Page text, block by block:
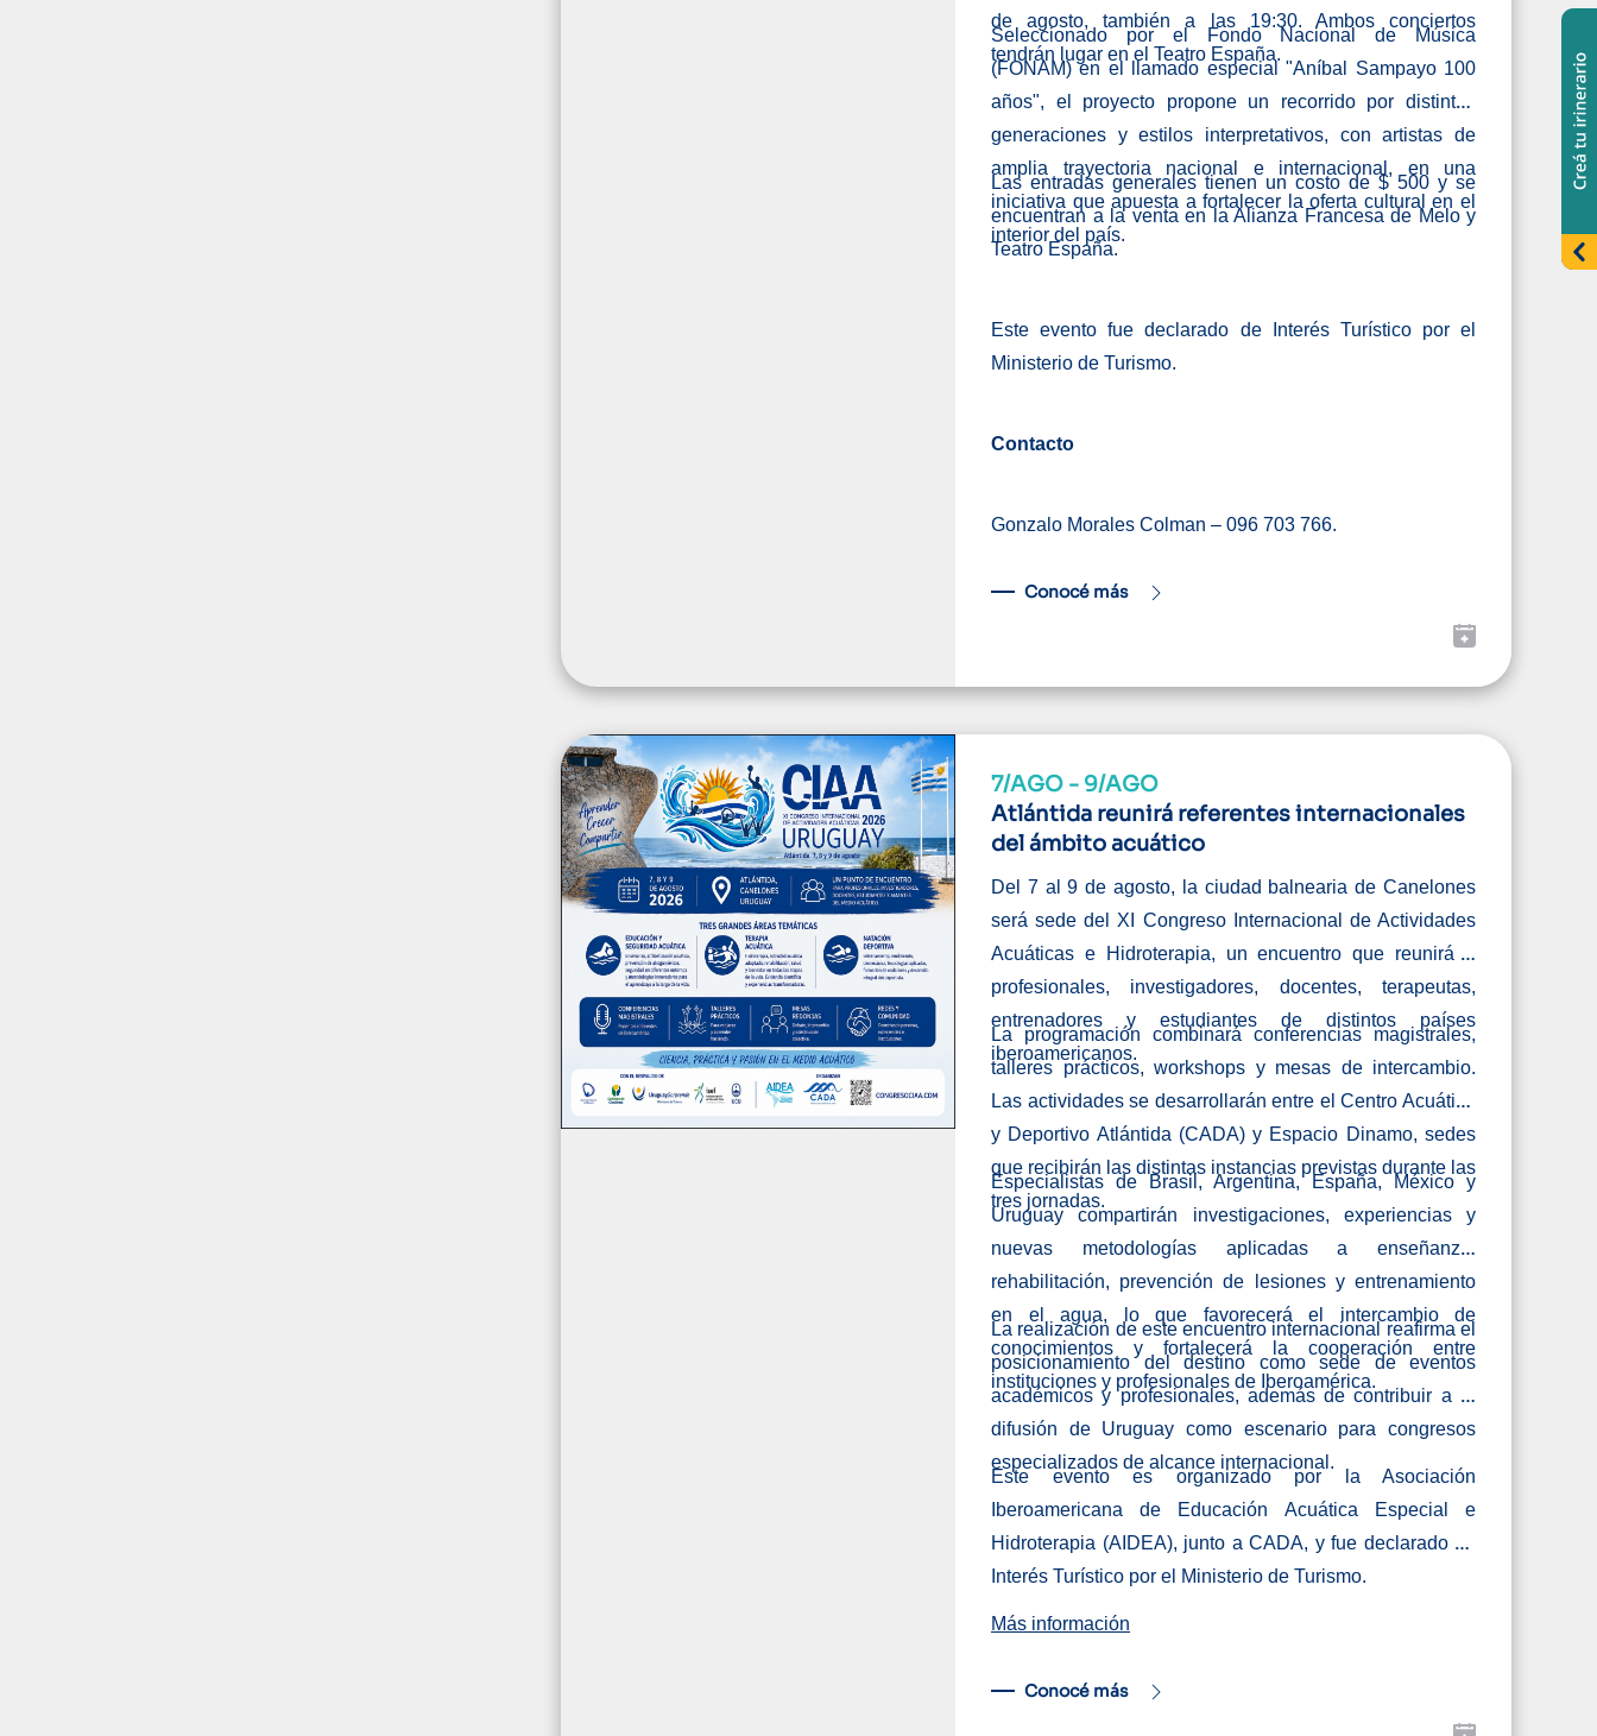
de agosto, también a las 19:30. Ambos conciertos
tendrán lugar en el Teatro España.
Seleccionado por el Fondo Nacional de Música
(FONAM) en el llamado especial "Aníbal Sampayo 100
años", el proyecto propone un recorrido por distintas
generaciones y estilos interpretativos, con artistas de
amplia trayectoria nacional e internacional, en una
iniciativa que apuesta a fortalecer la oferta cultural en el
interior del país.
Las entradas generales tienen un costo de $ 500 y se
encuentran a la venta en la Alianza Francesa de Melo y
Teatro España.
Este evento fue declarado de Interés Turístico por el
Ministerio de Turismo.
Contacto
Gonzalo Morales Colman – 096 703 766.
Conocé más
7/AGO - 9/AGO
Atlántida reunirá referentes internacionales
del ámbito acuático
Del 7 al 9 de agosto, la ciudad balnearia de Canelones
será sede del XI Congreso Internacional de Actividades
Acuáticas e Hidroterapia, un encuentro que reunirá a
profesionales, investigadores, docentes, terapeutas,
entrenadores y estudiantes de distintos países
iberoamericanos.
La programación combinará conferencias magistrales,
talleres prácticos, workshops y mesas de intercambio.
Las actividades se desarrollarán entre el Centro Acuático
y Deportivo Atlántida (CADA) y Espacio Dinamo, sedes
que recibirán las distintas instancias previstas durante las
tres jornadas.
Especialistas de Brasil, Argentina, España, México y
Uruguay compartirán investigaciones, experiencias y
nuevas metodologías aplicadas a enseñanza,
rehabilitación, prevención de lesiones y entrenamiento
en el agua, lo que favorecerá el intercambio de
conocimientos y fortalecerá la cooperación entre
instituciones y profesionales de Iberoamérica.
La realización de este encuentro internacional reafirma el
posicionamiento del destino como sede de eventos
académicos y profesionales, además de contribuir a la
difusión de Uruguay como escenario para congresos
especializados de alcance internacional.
Este evento es organizado por la Asociación
Iberoamericana de Educación Acuática Especial e
Hidroterapia (AIDEA), junto a CADA, y fue declarado de
Interés Turístico por el Ministerio de Turismo.
Más información
Conocé más